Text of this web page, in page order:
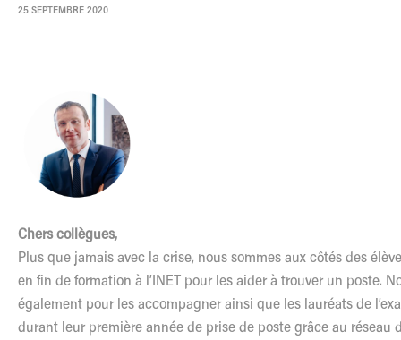
25 SEPTEMBRE 2020
Chers collègues,
Plus que jamais avec la crise, nous sommes aux côtés des
en fin de formation à l’INET pour les aider à trouver un poste.
également pour les accompagner ainsi que les lauréats de
durant leur première année de prise de poste grâce au réseau